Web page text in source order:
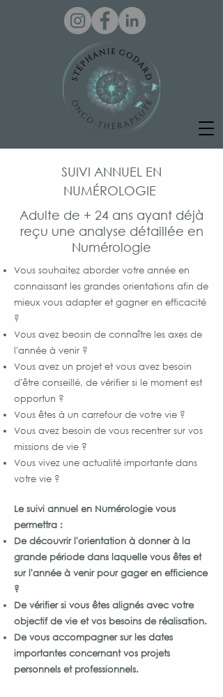
SUIVI ANNUEL EN
NUMÉROLOGIE
Adulte de + 24 ans ayant déjà
reçu une analyse détaillée en
Numérologie
Vous souhaitez aborder votre année en
connaissant les grandes orientations afin de
mieux vous adapter et gagner en efficacité
?
Vous avez beosin de connaître les axes de
l'année à venir ?
Vous avez un projet et vous avez besoin
d'être conseillé, de vérifier si le moment est
opportun ?
Vous êtes à un carrefour de votre vie ?
Vous avez besoin de vous recentrer sur vos
missions de vie ?
Vous vivez une actualité importante dans
votre vie ?
Le suivi annuel en Numérologie vous
permettra :
De découvrir l'orientation à donner à la
grande période dans laquelle vous êtes et
sur l'année à venir pour gager en efficience
?
De vérifier si vous êtes alignés avec votre
objectif de vie et vos besoins de réalisation.
De vous accompagner sur les dates
importantes concernant vos projets
personnels et professionnels.